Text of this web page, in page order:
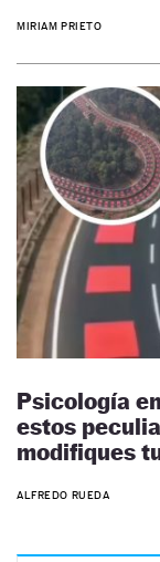
MIRIAM PRIETO
Psicología
estos
modifiques
ALFREDO RUEDA